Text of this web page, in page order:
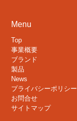
Menu
Top
事業概要
ブランド
製品
News
プライバシーポリシー
お問合せ
サイトマップ